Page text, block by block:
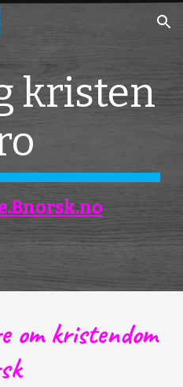
Skip to navigation
kristen
om kristendom